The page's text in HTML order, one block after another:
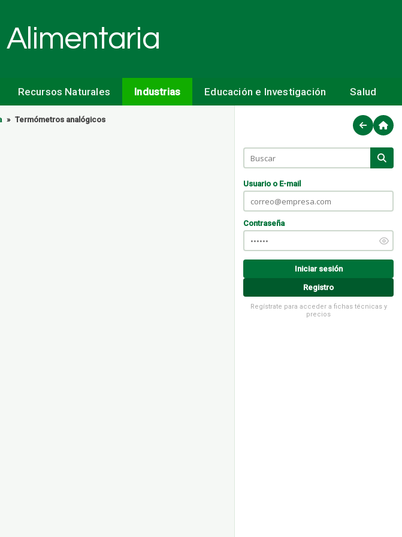
Alimentaria
Recursos Naturales Industrias Educación e Investigación Salud
» Termómetros analógicos
Usuario o E-mail
Contraseña
Iniciar sesión
Registro
Regístrate para acceder a fichas técnicas y
precios